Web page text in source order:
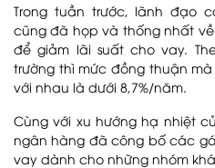
Trong tuần trước, lãnh đạo
cũng đã họp và thống nhất
để giảm lãi suất cho vay.
trường thì mức đồng thuận
với nhau là dưới 8,7%/năm.
Cùng với xu hướng hạ nhiệt
ngân hàng đã công bố các
vay dành cho những nhóm